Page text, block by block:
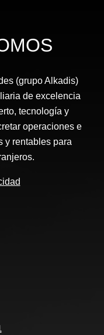
(grupo Alkadis)
de excelencia
tecnología y
operaciones e
y rentables para